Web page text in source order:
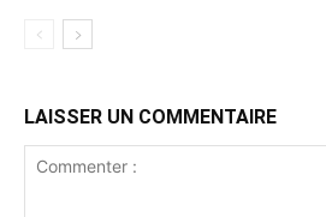
LAISSER UN COMMENTAIRE